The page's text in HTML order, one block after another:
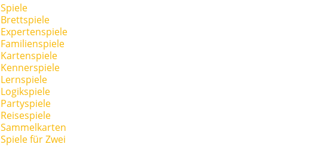
Spiele
Brettspiele
Expertenspiele
Familienspiele
Kartenspiele
Kennerspiele
Lernspiele
Logikspiele
Partyspiele
Reisespiele
Sammelkarten
Spiele für Zwei